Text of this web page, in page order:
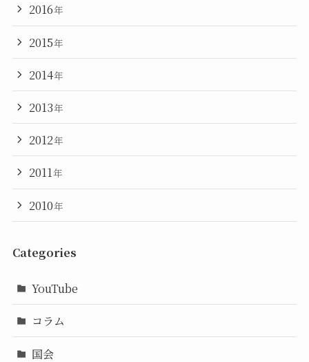
2016年
2015年
2014年
2013年
2012年
2011年
2010年
Categories
YouTube
コラム
国会